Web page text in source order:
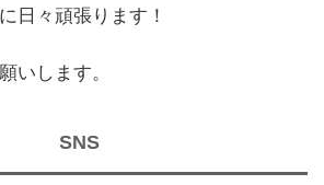
日々頑張ります！
いします。
SNS